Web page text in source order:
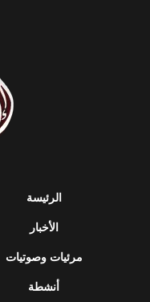
الرئيسة
الأخبار
مرئيات وصوتيات
أنشطة